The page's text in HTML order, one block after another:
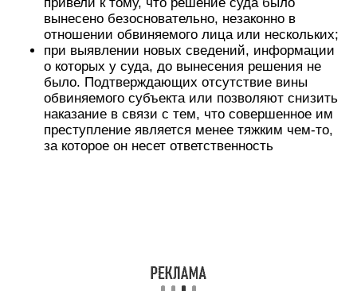
вынесено безосновательно, незаконно в
отношении обвиняемого лица или нескольких;
при выявлении новых сведений, информации
о которых у суда, до вынесения решения не
было. Подтверждающих отсутствие вины
обвиняемого субъекта или позволяют снизить
наказание в связи с тем, что совершенное им
преступление является менее тяжким чем-то,
за которое он несет ответственность